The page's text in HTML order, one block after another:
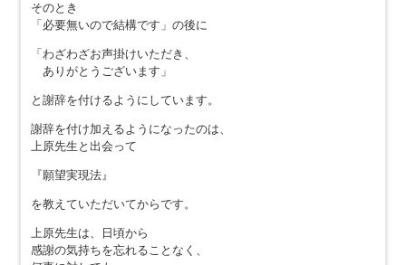
そのとき
「必要無いので結構です」の後に
「わざわざお声掛けいただき、
ありがとうございます」
と謝辞を付けるようにしています。
謝辞を付け加えるようになったのは、
上原先生と出会って
『願望実現法』
を教えていただいてからです。
上原先生は、日頃から
感謝の気持ちを忘れることなく、